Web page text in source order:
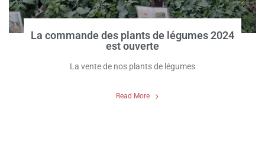
La commande des plants de légumes 2024
est ouverte
La vente de nos plants de légumes
Read More